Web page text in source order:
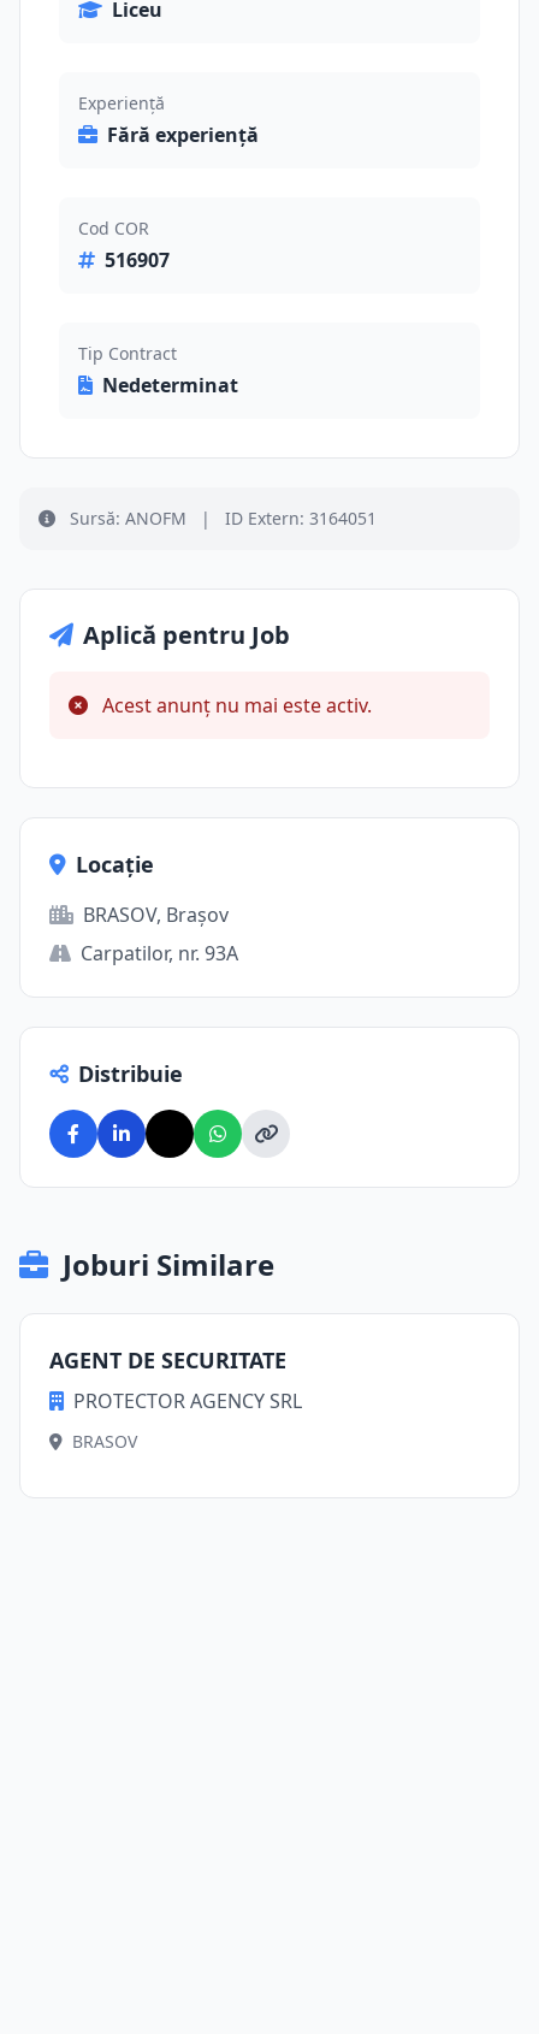
Liceu
Experiență
Fără experiență
Cod COR
516907
Tip Contract
Nedeterminat
Sursă: ANOFM | ID Extern: 3164051
Aplică pentru Job
Acest anunț nu mai este activ.
Locație
BRASOV, Brașov
Carpatilor, nr. 93A
Distribuie
Joburi Similare
AGENT DE SECURITATE
PROTECTOR AGENCY SRL
BRASOV